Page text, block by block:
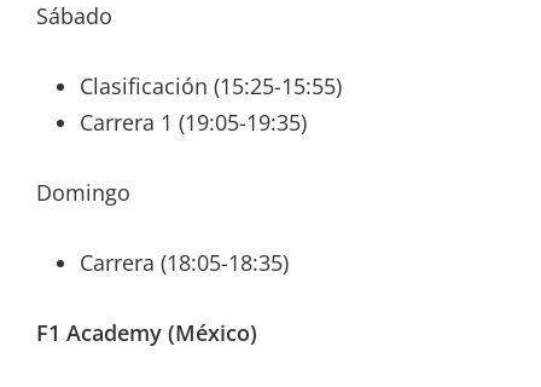
Sábado
Clasificación (15:25-15:55)
Carrera 1 (19:05-19:35)
Domingo
Carrera (18:05-18:35)
F1 Academy (México)